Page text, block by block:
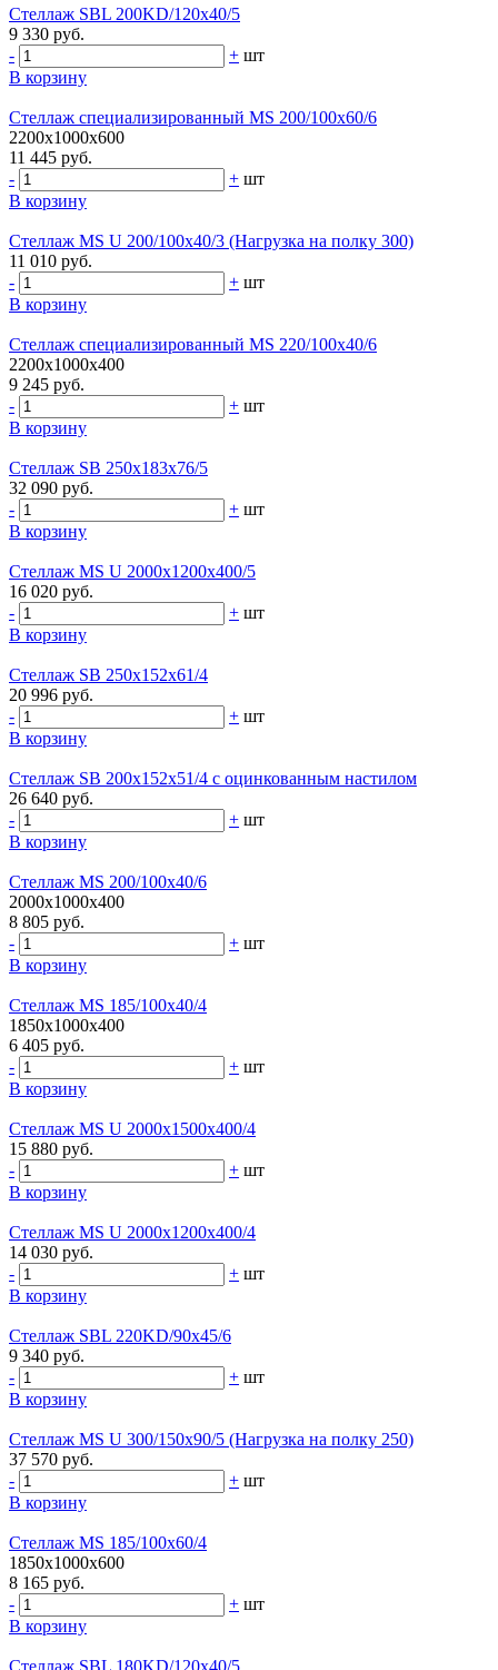
Стеллаж SBL 200KD/120x40/5
9 330 руб.
-
+ шт
В корзину
Стеллаж специализированный MS 200/100х60/6
2200x1000x600
11 445 руб.
-
+ шт
В корзину
Стеллаж MS U 200/100x40/3 (Нагрузка на полку 300)
11 010 руб.
-
+ шт
В корзину
Стеллаж специализированный MS 220/100х40/6
2200x1000x400
9 245 руб.
-
+ шт
В корзину
Стеллаж SB 250x183x76/5
32 090 руб.
-
+ шт
В корзину
Стеллаж MS U 2000x1200x400/5
16 020 руб.
-
+ шт
В корзину
Стеллаж SB 250x152x61/4
20 996 руб.
-
+ шт
В корзину
Стеллаж SB 200x152x51/4 c оцинкованным настилом
26 640 руб.
-
+ шт
В корзину
Стеллаж MS 200/100х40/6
2000x1000x400
8 805 руб.
-
+ шт
В корзину
Стеллаж MS 185/100х40/4
1850x1000x400
6 405 руб.
-
+ шт
В корзину
Стеллаж MS U 2000x1500x400/4
15 880 руб.
-
+ шт
В корзину
Стеллаж MS U 2000x1200x400/4
14 030 руб.
-
+ шт
В корзину
Стеллаж SBL 220KD/90x45/6
9 340 руб.
-
+ шт
В корзину
Стеллаж MS U 300/150x90/5 (Нагрузка на полку 250)
37 570 руб.
-
+ шт
В корзину
Стеллаж MS 185/100х60/4
1850x1000x600
8 165 руб.
-
+ шт
В корзину
Стеллаж SBL 180KD/120x40/5